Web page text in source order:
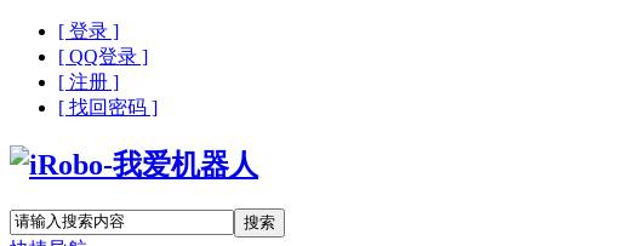
[ 登录 ]
[ QQ登录 ]
[ 注册 ]
[ 找回密码 ]
搜索